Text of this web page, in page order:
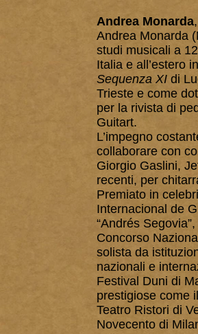
Andrea Monarda
Andrea Monarda
studi musicali a
Italia e all’estero
Sequenza XI di
Trieste e come
per la rivista di
Guitart.
L’impegno
collaborare con
Giorgio Gaslini,
recenti, per
Premiato in
Internacional de
“Andrés
Concorso
solista da
nazionali e
Festival Duni di
prestigiose come
Teatro Ristori di
Novecento di